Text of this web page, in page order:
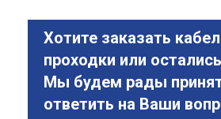
Хотите заказать
проходки или
Мы будем рады
ответить на Ваши